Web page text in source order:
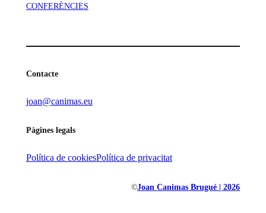
CONFERÈNCIES
Contacte
joan@canimas.eu
Pàgines legals
Política de cookiesPolítica de privacitat
©Joan Canimas Brugué | 2026